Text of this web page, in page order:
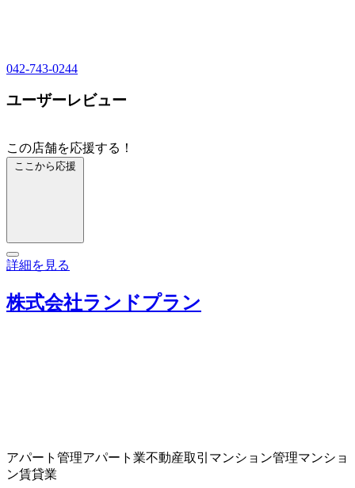
042-743-0244
ユーザーレビュー
この店舗を応援する！
ここから応援
詳細を見る
株式会社ランドプラン
アパート管理アパート業不動産取引 マンション管理マンショ
ン賃貸業